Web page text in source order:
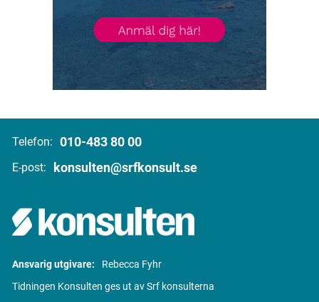
Telefon: 010-483 80 00
E-post: konsulten@srfkonsult.se
Ansvarig utgivare:
Rebecca Fyhr
Tidningen Konsulten ges ut av Srf konsulterna